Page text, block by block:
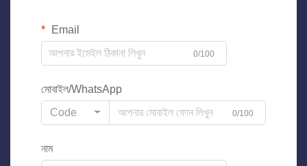
Email
0/100
মোবাইল/WhatsApp
Code
0/100
নাম